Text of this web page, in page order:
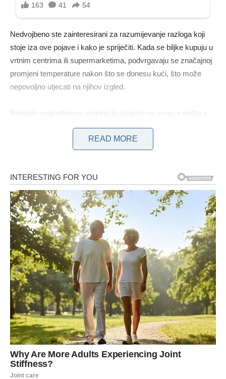
Nedvojbeno ste zainteresirani za razumijevanje razloga koji
stoje iza ove pojave i kako je spriječiti. Kada se biljke kupuju u
vrtnim centrima ili supermarketima, podvrgavaju se značajnoj
promjeni temperature nakon što se donesu kući, što može
nepovoljno utjecati na njihov izgled.
Primajte svakodnevnu inspiraciju izravno na svoju e-poštu s
kompilacijom najiznimnijih ideja.
Zadovoljstvo nam je ponuditi vam dragocjena saznanja o
prirodnim gnojivima s YouTube kanala Roh Homes, koja će
biljaka.
Za pripremu gnojiva od cimeta potrebni su sljedeći sastojci: 1
litra vode i 1 čajna žličica mljevenog cimeta.
Procedure:
READ MORE